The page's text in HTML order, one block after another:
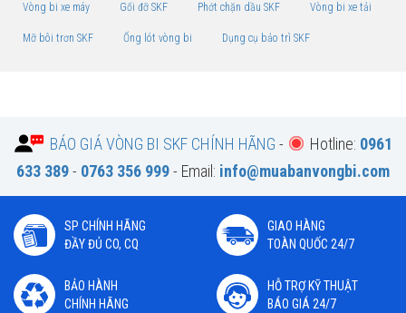
Vòng bi xe máy Gối đỡ SKF Phớt chặn dầu SKF Vòng bi xe tải
Mỡ bôi trơn SKF Ống lót vòng bi Dụng cụ bảo trì SKF
BÁO GIÁ VÒNG BI SKF CHÍNH HÃNG - Hotline: 0961
633 389- 0763 356 999- Email: info@muabanvongbi.com
SP CHÍNH HÃNG
ĐẦY ĐỦ CO, CQ
GIAO HÀNG
TOÀN QUỐC 24/7
BẢO HÀNH
CHÍNH HÃNG
HỖ TRỢ KỸ THUẬT
BÁO GIÁ 24/7